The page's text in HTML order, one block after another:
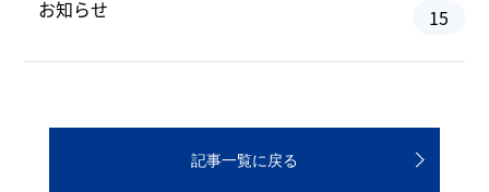
お知らせ 15
記事一覧に戻る